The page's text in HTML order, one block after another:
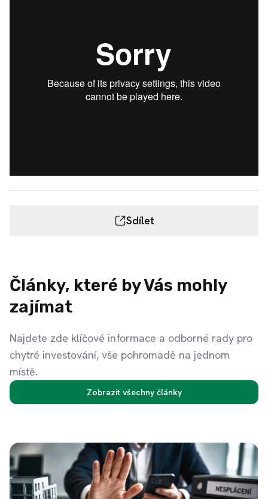
Sdílet
Články, které by Vás mohly
zajímat
Najdete zde klíčové informace a odborné rady pro
chytré investování, vše pohromadě na jednom
místě.
Zobrazit všechny články